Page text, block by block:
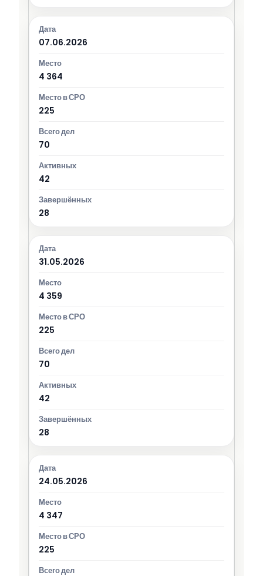
07.06.2026
4 364
225
70
42
28
31.05.2026
4 359
225
70
42
28
24.05.2026
4 347
225